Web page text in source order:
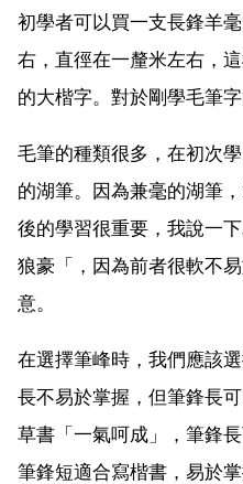
初學者可以買一支長鋒羊
右，直徑在一釐米左右，
的大楷字。對於剛學毛筆
毛筆的種類很多，在初次
的湖筆。因為兼毫的湖筆
後的學習很重要，我說一
狼豪「，因為前者很軟不
意。
在選擇筆峰時，我們應該
長不易於掌握，但筆鋒長
草書「一氣呵成」，筆鋒
筆鋒短適合寫楷書，易於掌